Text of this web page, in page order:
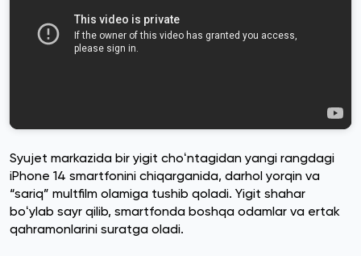
Syujet markazida bir yigit choʻntagidan yangi rangdagi
iPhone 14 smartfonini chiqarganida, darhol yorqin va
“sariq” multfilm olamiga tushib qoladi. Yigit shahar
boʻylab sayr qilib, smartfonda boshqa odamlar va ertak
qahramonlarini suratga oladi.